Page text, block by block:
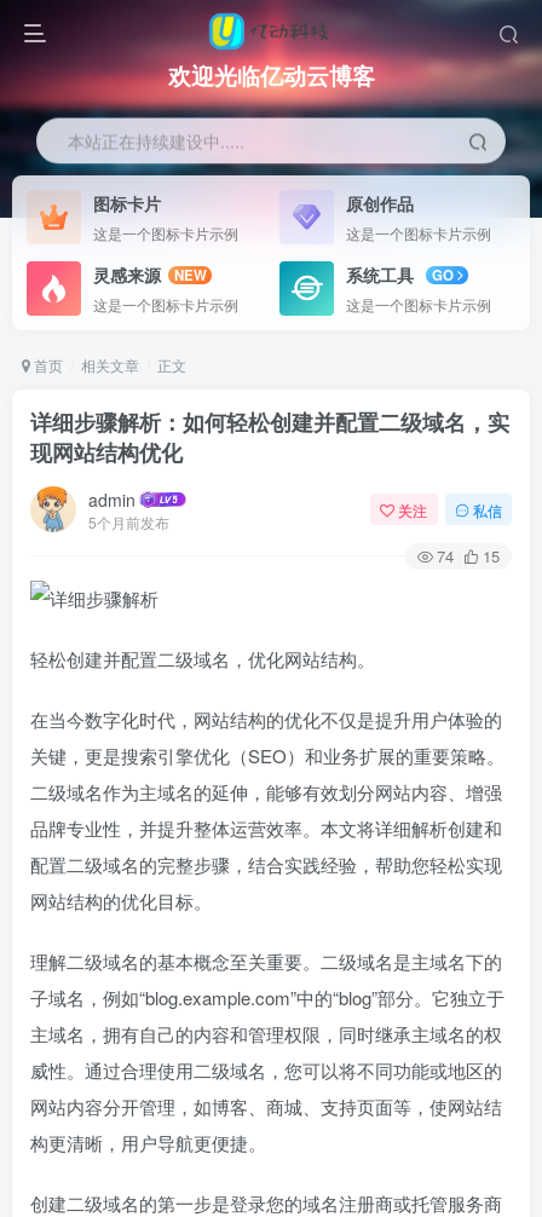
欢迎光临亿动云博客
本站正在持续建设中.....
图标卡片
这是一个图标卡片示例
原创作品
这是一个图标卡片示例
灵感来源
NEW
这是一个图标卡片示例
系统工具
GO
这是一个图标卡片示例
首页 相关文章 正文
详细步骤解析：如何轻松创建并配置二级域名，实
现网站结构优化
admin
5个月前发布
关注 私信
74 15
轻松创建并配置二级域名，优化网站结构。
在当今数字化时代，网站结构的优化不仅是提升用户体验的
关键，更是搜索引擎优化（SEO）和业务扩展的重要策略。
二级域名作为主域名的延伸，能够有效划分网站内容、增强
品牌专业性，并提升整体运营效率。本文将详细解析创建和
配置二级域名的完整步骤，结合实践经验，帮助您轻松实现
网站结构的优化目标。
理解二级域名的基本概念至关重要。二级域名是主域名下的
子域名，例如“blog.example.com”中的“blog”部分。它独立于
主域名，拥有自己的内容和管理权限，同时继承主域名的权
威性。通过合理使用二级域名，您可以将不同功能或地区的
网站内容分开管理，如博客、商城、支持页面等，使网站结
构更清晰，用户导航更便捷。
创建二级域名的第一步是登录您的域名注册商或托管服务商